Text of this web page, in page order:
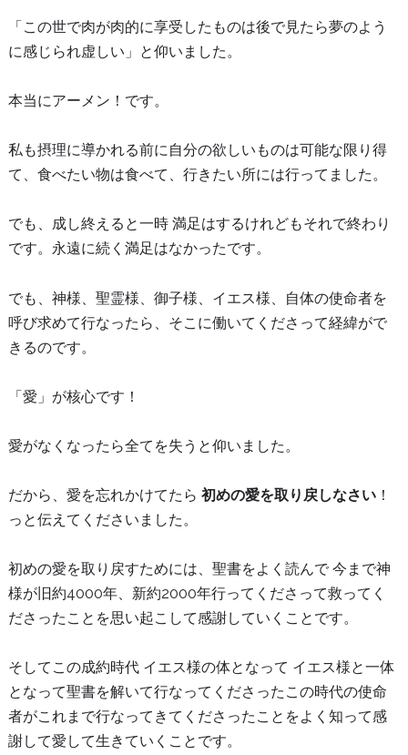
「この世で肉が肉的に享受したものは後で見たら夢のよう
に感じられ虚しい」と仰いました。
本当にアーメン！です。
私も摂理に導かれる前に自分の欲しいものは可能な限り得
て、食べたい物は食べて、行きたい所には行ってました。
でも、成し終えると一時 満足はするけれどもそれで終わり
です。永遠に続く満足はなかったです。
でも、神様、聖霊様、御子様、イエス様、自体の使命者を
呼び求めて行なったら、そこに働いてくださって経緯がで
きるのです。
「愛」が核心です！
愛がなくなったら全てを失うと仰いました。
だから、愛を忘れかけてたら 初めの愛を取り戻しなさい！
っと伝えてくださいました。
初めの愛を取り戻すためには、聖書をよく読んで 今まで神
様が旧約4000年、新約2000年行ってくださって救ってく
ださったことを思い起こして感謝していくことです。
そしてこの成約時代 イエス様の体となって イエス様と一体
となって聖書を解いて行なってくださったこの時代の使命
者がこれまで行なってきてくださったことをよく知って感
謝して愛して生きていくことです。